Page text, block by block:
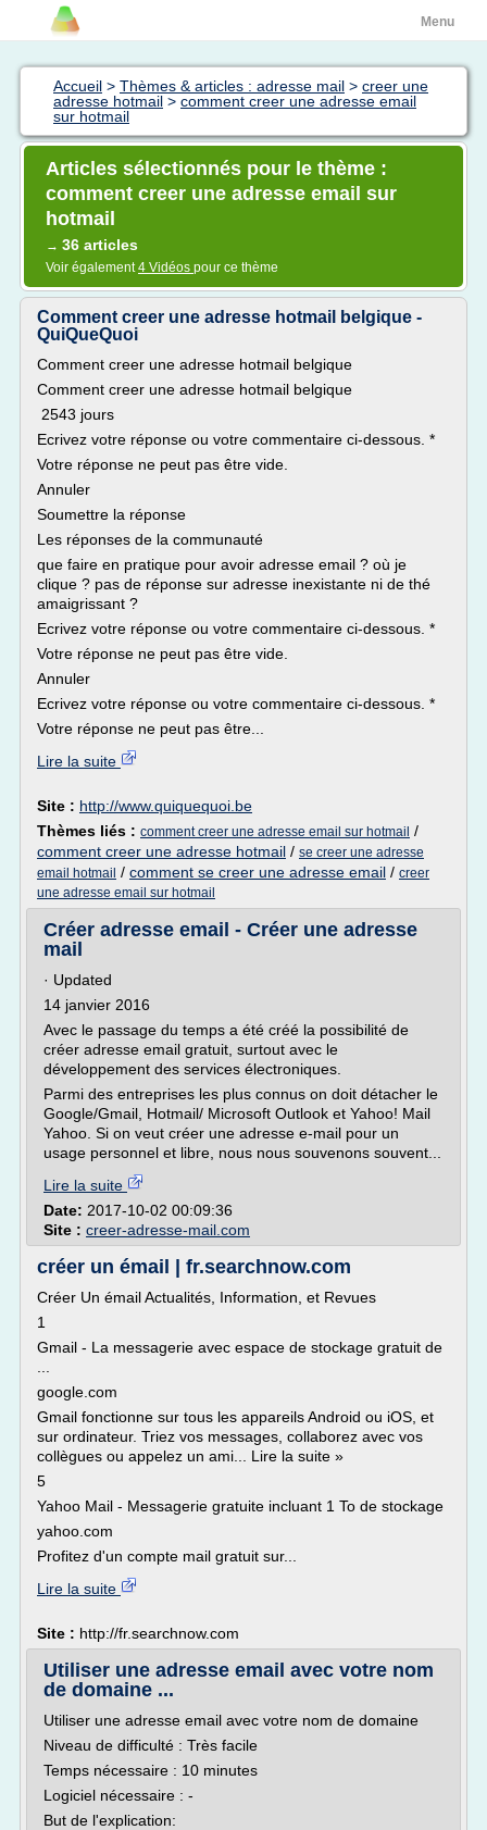
Menu
Accueil > Thèmes & articles : adresse mail > creer une
adresse hotmail > comment creer une adresse email
sur hotmail
Articles sélectionnés pour le thème :
comment creer une adresse email sur
hotmail
→ 36 articles
Voir également4 Vidéos pour ce thème
Comment creer une adresse hotmail belgique -
QuiQueQuoi
Comment creer une adresse hotmail belgique
Comment creer une adresse hotmail belgique
2543 jours
Ecrivez votre réponse ou votre commentaire ci-dessous. *
Votre réponse ne peut pas être vide.
Annuler
Soumettre la réponse
Les réponses de la communauté
que faire en pratique pour avoir adresse email ? où je
clique ? pas de réponse sur adresse inexistante ni de thé
amaigrissant ?
Ecrivez votre réponse ou votre commentaire ci-dessous. *
Votre réponse ne peut pas être vide.
Annuler
Ecrivez votre réponse ou votre commentaire ci-dessous. *
Votre réponse ne peut pas être...
Lire la suite
Site : http://www.quiquequoi.be
Thèmes liés : comment creer une adresse email sur hotmail /
comment creer une adresse hotmail / se creer une adresse
email hotmail / comment se creer une adresse email / creer
une adresse email sur hotmail
Créer adresse email - Créer une adresse
mail
· Updated
14 janvier 2016
Avec le passage du temps a été créé la possibilité de
créer adresse email gratuit, surtout avec le
développement des services électroniques.
Parmi des entreprises les plus connus on doit détacher le
Google/Gmail, Hotmail/ Microsoft Outlook et Yahoo! Mail
Yahoo. Si on veut créer une adresse e-mail pour un
usage personnel et libre, nous nous souvenons souvent...
Lire la suite
Date: 2017-10-02 00:09:36
Site : creer-adresse-mail.com
créer un émail | fr.searchnow.com
Créer Un émail Actualités, Information, et Revues
1
Gmail - La messagerie avec espace de stockage gratuit de
google.com
Gmail fonctionne sur tous les appareils Android ou iOS, et
sur ordinateur. Triez vos messages, collaborez avec vos
collègues ou appelez un ami... Lire la suite »
5
Yahoo Mail - Messagerie gratuite incluant 1 To de stockage
yahoo.com
Profitez d'un compte mail gratuit sur...
Lire la suite
Site : http://fr.searchnow.com
Utiliser une adresse email avec votre nom
de domaine ...
Utiliser une adresse email avec votre nom de domaine
Niveau de difficulté : Très facile
Temps nécessaire : 10 minutes
Logiciel nécessaire : -
But de l'explication: